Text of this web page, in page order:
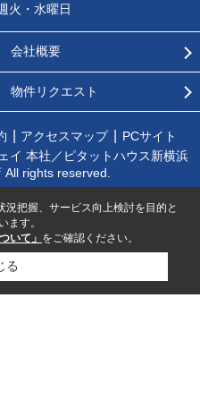
火・水曜日
会社概要
物件リクエスト
アクセスマップ
PCサイト
イ 本社／ピタットハウス新横浜
rights reserved.
把握、サービス向上検討を目的と
ます。
いて」 をご確認ください。
る